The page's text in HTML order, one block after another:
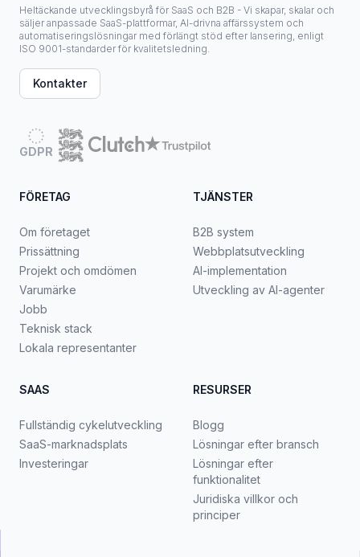
Heltäckande utvecklingsbyrå för SaaS och B2B - Vi skapar, skalar och
säljer anpassade SaaS-plattformar, AI-drivna affärssystem och
automatiseringslösningar med förlängt stöd efter lansering, enligt
ISO 9001-standarder för kvalitetsledning.
Kontakter
GDPR
FÖRETAG
Om företaget
Prissättning
Projekt och omdömen
Varumärke
Jobb
Teknisk stack
Lokala representanter
TJÄNSTER
B2B system
Webbplatsutveckling
AI-implementation
Utveckling av AI-agenter
SAAS
Fullständig cykelutveckling
SaaS-marknadsplats
Investeringar
RESURSER
Blogg
Lösningar efter bransch
Lösningar efter
funktionalitet
Juridiska villkor och
principer